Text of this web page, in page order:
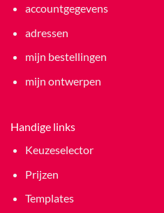
accountgegevens
adressen
mijn bestellingen
mijn ontwerpen
Handige links
Keuzeselector
Prijzen
Templates